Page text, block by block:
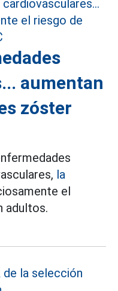
aumentan
zóster
la
el
adultos.